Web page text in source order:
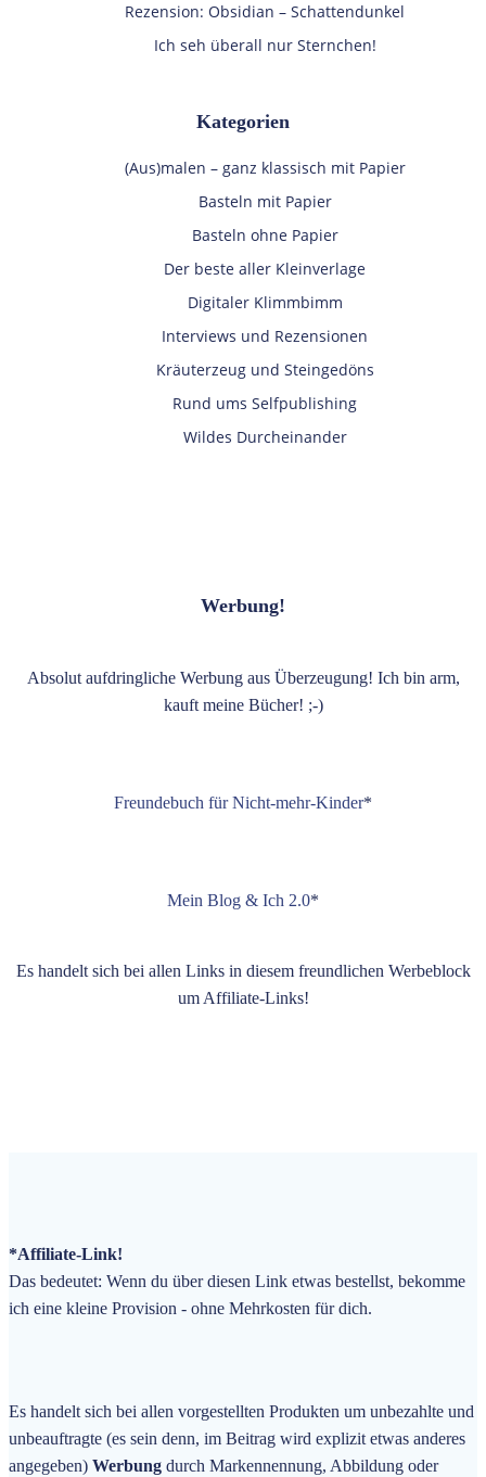
Rezension: Obsidian – Schattendunkel
Ich seh überall nur Sternchen!
Kategorien
(Aus)malen – ganz klassisch mit Papier
Basteln mit Papier
Basteln ohne Papier
Der beste aller Kleinverlage
Digitaler Klimmbimm
Interviews und Rezensionen
Kräuterzeug und Steingedöns
Rund ums Selfpublishing
Wildes Durcheinander
Werbung!
Absolut aufdringliche Werbung aus Überzeugung! Ich bin arm,
kauft meine Bücher! ;-)
Freundebuch für Nicht-mehr-Kinder*
Mein Blog & Ich 2.0*
Es handelt sich bei allen Links in diesem freundlichen Werbeblock
um Affiliate-Links!
*Affiliate-Link!
Das bedeutet: Wenn du über diesen Link etwas bestellst, bekomme
ich eine kleine Provision - ohne Mehrkosten für dich.
Es handelt sich bei allen vorgestellten Produkten um unbezahlte und
unbeauftragte (es sein denn, im Beitrag wird explizit etwas anderes
angegeben) Werbung durch Markennennung, Abbildung oder